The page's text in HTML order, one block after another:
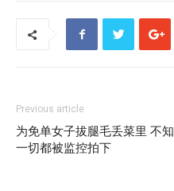
Previous article
为免单女子拔腿毛丢菜里 不知
一切都被监控拍下